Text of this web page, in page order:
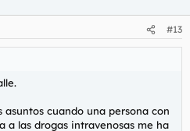
#13
cuando una persona con
a las drogas intravenosas me ha